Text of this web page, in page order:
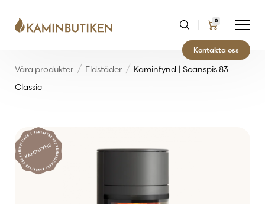
0
Kontakta oss
Våra produkter Eldstäder
Kaminfynd | Scanspis 83
Classic